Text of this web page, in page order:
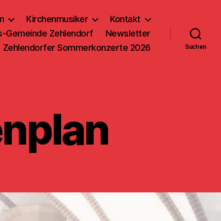
Kirchenmusiker
Kontakt
Gemeinde Zehlendorf
Newsletter
Zehlendorfer Sommerkonzerte 2026
Suchen